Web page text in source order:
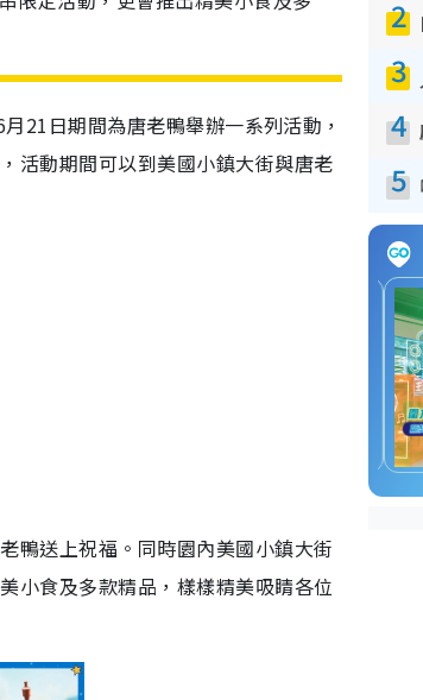
21日期間為唐老鴨舉辦一系列活動，
活動期間可以到美國小鎮大街與唐老
鴨送上祝福。同時園內美國小鎮大街
小食及多款精品，樣樣精美吸睛各位
2
3
4
5